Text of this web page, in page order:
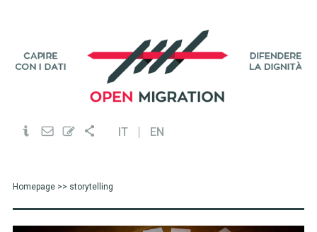
IT EN
Homepage>> storytelling